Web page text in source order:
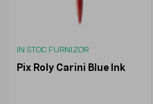
IN STOC FURNIZOR
Pix Roly Carini Blue Ink